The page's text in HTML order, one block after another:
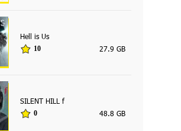
Hell is Us
10 27.9 GB
SILENT HILL f
0 48.8 GB